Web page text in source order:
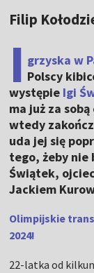
Filip
I grzyska w
Polscy
występie Igi
ma już za
wtedy
uda jej się
tego, żeby nie
Świątek,
Jackiem
Olimpijskie
2024!
22-latka od